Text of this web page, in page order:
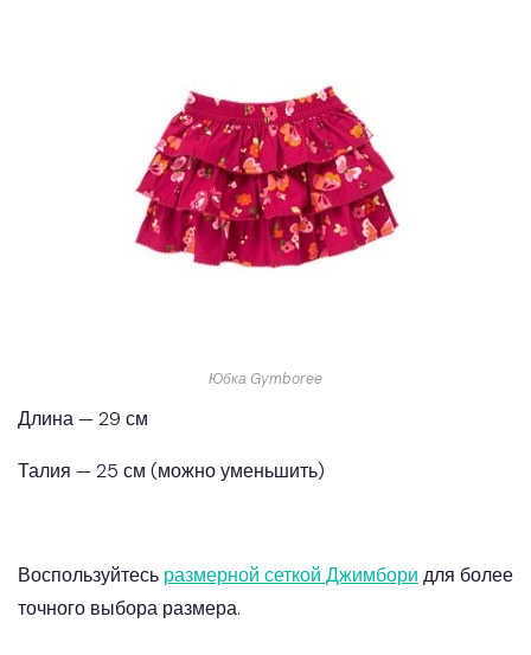
Юбка Gymboree
Длина — 29 см
Талия — 25 см (можно уменьшить)
Воспользуйтесь размерной сеткой Джимбори для более
точного выбора размера.